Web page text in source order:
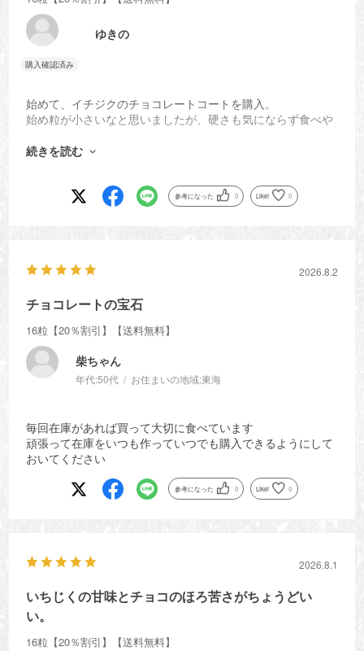
ゆきの
始めて、イチジクのチョコレートコートを購入。
始め粒が小さいなと思いましたが、硬さも気にならず食べや
珍しがってくれました。常温ではなく、この暑い夏は冷やし
続きを読む
参考になった 0 Like! 0
2026.8.2
チョコレートの宝石
16粒【20％割引】【送料無料】
柴ちゃん
年代:50代 お住まいの地域:東海
毎回在庫があれば買って大切に食べています
頑張って在庫をいつも作っていつでも購入できるようにして
おいてください
参考になった 0 Like! 0
2026.8.1
いちじくの甘味とチョコのほろ苦さがちょうどい
い。
16粒【20％割引】【送料無料】